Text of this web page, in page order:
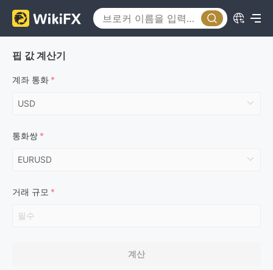
핍 값 계산기
계좌 통화
통화쌍
거래 규모
계산